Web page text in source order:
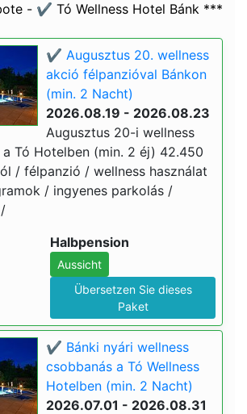
- ✔️ Tó Wellness Hotel Bánk ***
✔️ Augusztus 20. wellness
akció félpanzióval Bánkon
(min. 2 Nacht)
2026.08.19 - 2026.08.23
Augusztus 20-i wellness
Tó Hotelben (min. 2 éj) 42.450
/ félpanzió / wellness használat
/ ingyenes parkolás /
Halbpension
Aussicht
Übersetzen Sie dieses
Paket
✔️ Bánki nyári wellness
csobbanás a Tó Wellness
Hotelben (min. 2 Nacht)
2026.07.01 - 2026.08.31